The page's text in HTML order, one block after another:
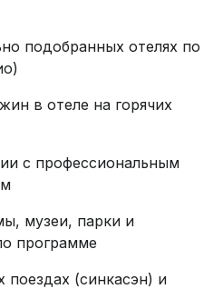
подобранных отелях по
в отеле на горячих
с профессиональным
музеи, парки и
программе
поездах (синкасэн) и